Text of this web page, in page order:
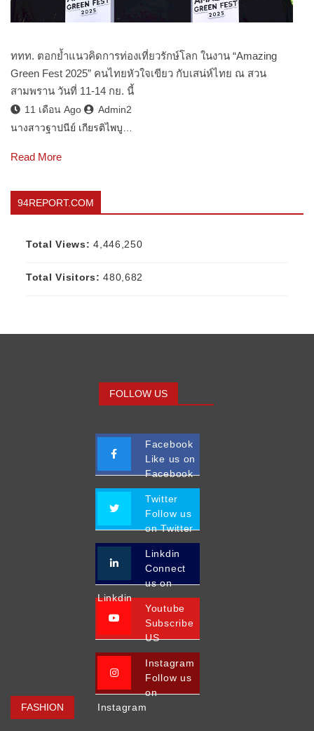
ททท. ตอกย้ำแนวคิดการท่องเที่ยวรักษ์โลก ในงาน “Amazing
Green Fest 2025” คนไทยหัวใจเขียว กับเสน่ห์ไทย ณ สวน
สามพราน วันที่ 11-14 กย. นี้
11 เดือน Ago
Admin2
นางสาวฐาปนีย์ เกียรติไพบู…
Read More
94REPORT.COM
Total Views:4,446,250
Total Visitors:480,682
FASHION
FOLLOW US
Facebook
Like us on
Facebook
Twitter
Follow us
on Twitter
Linkdin
Connect
us on
Linkdin
Youtube
Subscribe
US
Instagram
Follow us
on
Instagram